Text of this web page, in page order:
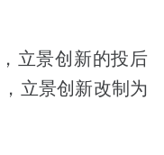
立景创新的投后
立景创新改制为